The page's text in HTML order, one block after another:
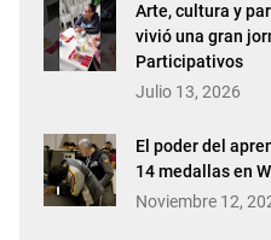
Arte, cultura y
vivió una gran
Participativos
Julio 13, 2026
El poder del
14 medallas en
Noviembre 12,